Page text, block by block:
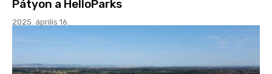
Pátyon a HelloParks
2025. április 16.